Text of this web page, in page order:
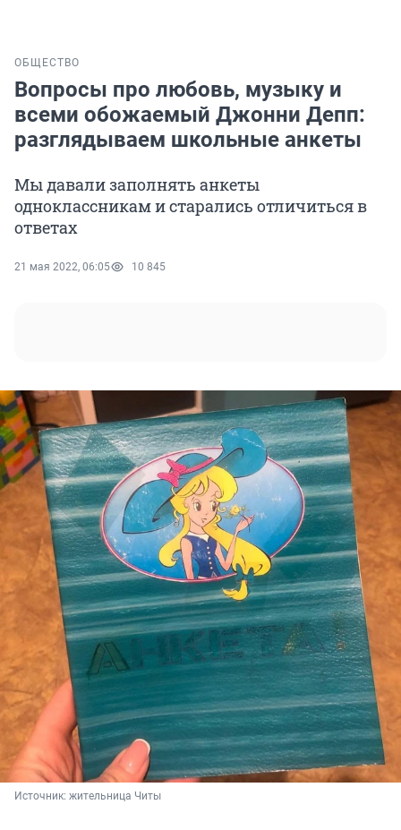
ОБЩЕСТВО
Вопросы про любовь, музыку и
всеми обожаемый Джонни Депп:
разглядываем школьные анкеты
Мы давали заполнять анкеты
одноклассникам и старались отличиться в
ответах
21 мая 2022, 06:05 10 845
Источник: жительница Читы